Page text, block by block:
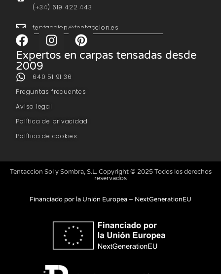
(+34) 619 422 443
tentaccion@tentaccion.es
Expertos en carpas tensadas desde
2009
640 51 91 36
Preguntas frecuentes
Aviso legal
Política de privacidad
Política de cookies
Tentaccion Sol y Sombra, S.L. Copyright © 2025 Todos los derechos
reservados
Financiado por la Unión Europea – NextGenerationEU